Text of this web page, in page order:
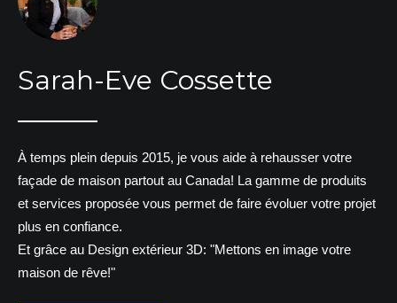
Sarah-Eve Cossette
À temps plein depuis 2015, je vous aide à rehausser votre
façade de maison partout au Canada! La gamme de produits
et services proposée vous permet de faire évoluer votre projet
plus en confiance.
Et grâce au Design extérieur 3D: "Mettons en image votre
maison de rêve!"